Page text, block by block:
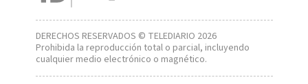
DERECHOS RESERVADOS © TELEDIARIO 2026
Prohibida la reproducción total o parcial, incluyendo
cualquier medio electrónico o magnético.